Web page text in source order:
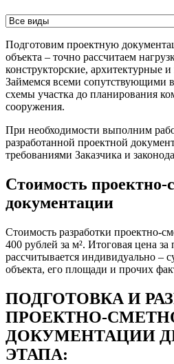
Подготовим проектную
объекта – точно рассчитаем
конструкторские, архитектурные
Займемся всеми сопутствующими
схемы участка до планирования
сооружения.
При необходимости выполним
разработанной проектной
требованиями Заказчика и
Стоимость проектно-
документации
Стоимость разработки проектно-
400 рублей за м². Итоговая цена
рассчитывается индивидуально –
объекта, его площади и прочих
ПОДГОТОВКА И
ПРОЕКТНО-
ДОКУМЕНТАЦИИ
ЭТАПА: